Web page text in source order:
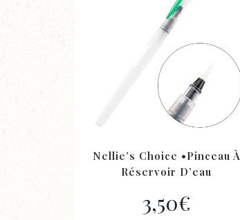
Nellie’s Choice •pinceau À
Réservoir D’eau
3,50€